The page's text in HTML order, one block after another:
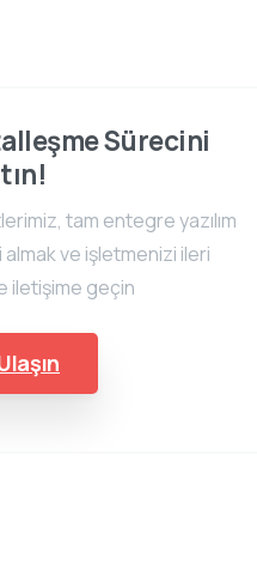
Sürecini
tam entegre yazılım
ve işletmenizi ileri
iletişime geçin